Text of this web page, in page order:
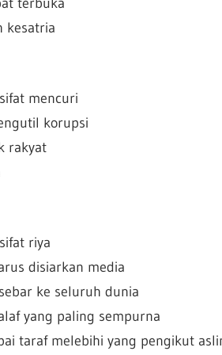
kesatria
mencuri
korupsi
rakyat
riya
disiarkan media
ke seluruh dunia
yang paling sempurna
taraf melebihi yang pengikut